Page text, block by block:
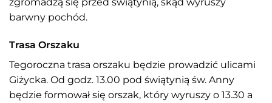
barwny pochód.
Trasa Orszaku
Tegoroczna trasa orszaku będzie prowadzić ulicami
Giżycka. Od godz. 13.00 pod świątynią św. Anny
będzie formował się orszak, który wyruszy o 13.30 a